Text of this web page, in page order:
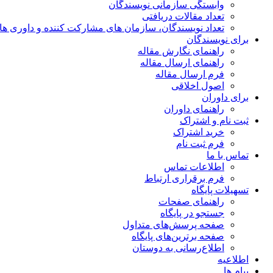
وابستگی سازمانی نویسندگان
تعداد مقالات دریافتی
تعداد نویسندگان، سازمان های مشارکت کننده و داوری های
برای نویسندگان
راهنمای نگارش مقاله
راهنمای ارسال مقاله
فرم ارسال مقاله
اصول اخلاقی
برای داوران
راهنمای داوران
ثبت نام و اشتراک
خرید اشتراک
فرم ثبت نام
تماس با ما
اطلاعات تماس
فرم برقراری ارتباط
تسهیلات پایگاه
راهنمای صفحات
جستجو در پایگاه
صفحه پرسش‌های متداول
صفحه برترین‌های پایگاه
اطلاع‌رسانی به دوستان
اطلاعیه
پیام ها